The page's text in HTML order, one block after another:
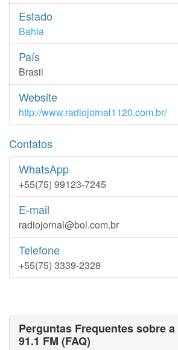
Estado
Bahia
País
Brasil
Website
http://www.radiojornal1120.com.br/
Contatos
WhatsApp
+55(75) 99123-7245
E-mail
radiojornal@bol.com.br
Telefone
+55(75) 3339-2328
Perguntas Frequentes sobre
91.1 FM (FAQ)